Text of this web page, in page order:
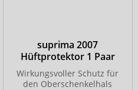
suprima 2007
Hüftprotektor 1 Paar
Wirkungsvoller Schutz für
den Oberschenkelhals